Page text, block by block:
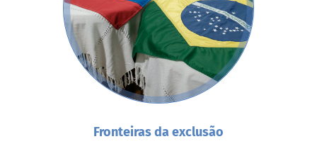
Fronteiras da exclusão